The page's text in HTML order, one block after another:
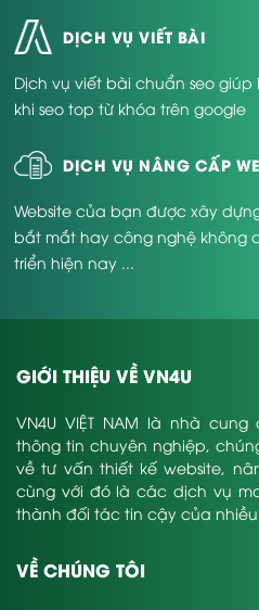
DỊCH VỤ VIẾT BÀI
Dịch vụ viết bài chuẩn seo
khi seo top từ khóa trên google
DỊCH VỤ NÂNG CẤP
Website của bạn được xây
bắt mắt hay công nghệ không
triển hiện nay ...
GIỚI THIỆU VỀ VN4U
VN4U VIỆT NAM là nhà
thông tin chuyên nghiệp,
về tư vấn thiết kế website,
cùng với đó là các dịch vụ
thành đối tác tin cậy của
VỀ CHÚNG TÔI